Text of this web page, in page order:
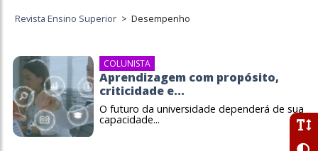
Revista Ensino Superior > Desempenho
COLUNISTA
Aprendizagem com propósito,
criticidade e...
O futuro da universidade dependerá de sua
capacidade...